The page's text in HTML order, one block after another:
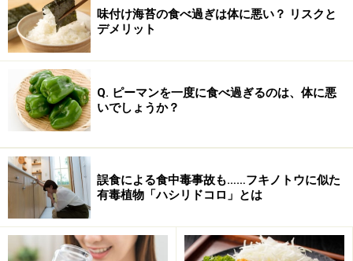
午前中に頑張って仕事を進めて、おなかが空いていれ
ば、お昼の休憩はしっかり取って「がっつり食べた
取すると、消化・吸収されて、血糖値（血中グルコース
濃度）が上がります。グルコース濃度の上昇に伴って、
脳の「睡眠中枢」にある神経細胞が活性化され、「覚醒
中枢」にブレーキをかけてしまいます。これが食後に
「眠気」が起こるしくみです。
味付け海苔の食べ過ぎは体に悪い？ リスクと
デメリット
Q. ピーマンを一度に食べ過ぎるのは、体に悪
いでしょうか？
誤食による食中毒事故も……フキノトウに似た
有毒植物「ハシリドコロ」とは